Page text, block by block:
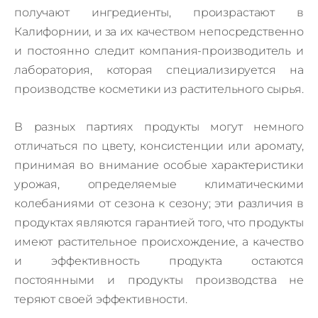
получают ингредиенты, произрастают в
Калифорнии, и за их качеством непосредственно
и постоянно следит компания-производитель и
лаборатория, которая специализируется на
производстве косметики из растительного сырья.
В разных партиях продукты могут немного
отличаться по цвету, консистенции или аромату,
принимая во внимание особые характеристики
урожая, определяемые климатическими
колебаниями от сезона к сезону; эти различия в
продуктах являются гарантией того, что продукты
имеют растительное происхождение, а качество
и эффективность продукта остаются
постоянными и продукты производства не
теряют своей эффективности.